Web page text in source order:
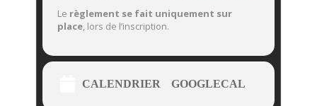
Le règlement se fait uniquement sur
place, lors de l’inscription.
CALENDRIER GOOGLECAL